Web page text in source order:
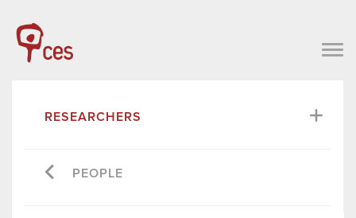
RESEARCHERS
PEOPLE